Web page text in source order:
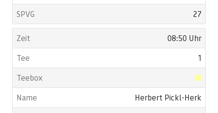
27
08:50 Uhr
1
Herbert Pickl-Herk